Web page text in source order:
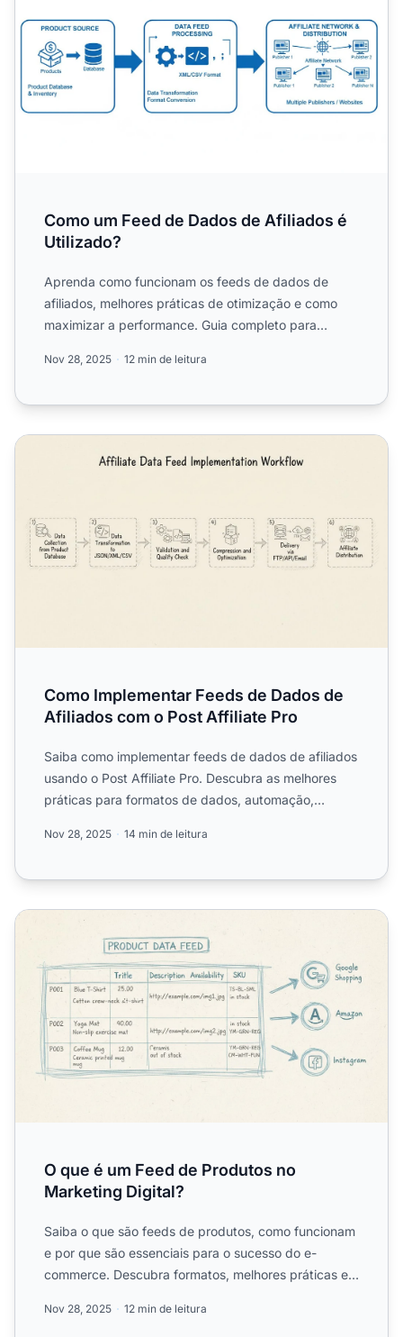
Como um Feed de Dados de Afiliados é
Utilizado?
Aprenda como funcionam os feeds de dados de
afiliados, melhores práticas de otimização e como
maximizar a performance. Guia completo para
Nov 28, 2025 12 min de leitura
Como Implementar Feeds de Dados de Afiliados com o
Como Implementar Feeds de Dados de
Afiliados com o Post Affiliate Pro
Saiba como implementar feeds de dados de afiliados
usando o Post Affiliate Pro. Descubra as melhores
práticas para formatos de dados, automação,
Nov 28, 2025 14 min de leitura
O que é um Feed de Produtos no Marketing Digital?
O que é um Feed de Produtos no
Marketing Digital?
Saiba o que são feeds de produtos, como funcionam
e por que são essenciais para o sucesso do e-
commerce. Descubra formatos, melhores práticas e
Nov 28, 2025 12 min de leitura